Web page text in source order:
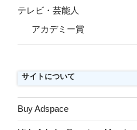
テレビ・芸能人
アカデミー賞
サイトについて
Buy Adspace